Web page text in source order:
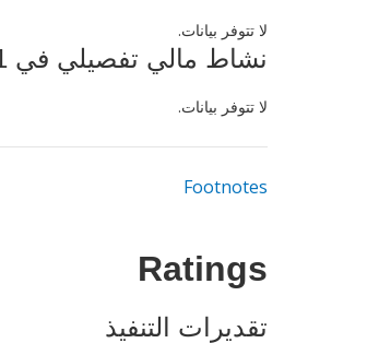
لا تتوفر بيانات.
نشاط مالي تفصيلي في 2026/07/31
لا تتوفر بيانات.
Footnotes
Ratings
تقديرات التنفيذ